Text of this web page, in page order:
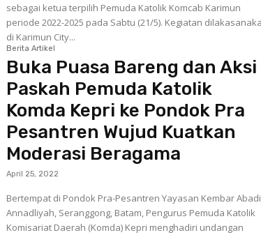
sebagai ketua terpilih Pemuda Katolik Komcab Karimun
periode 2022-2025 pada Sabtu (21/5). Kegiatan dilakasanakan
di Karimun City...
Berita Artikel
Buka Puasa Bareng dan Aksi
Paskah Pemuda Katolik
Komda Kepri ke Pondok Pra
Pesantren Wujud Kuatkan
Moderasi Beragama
April 25, 2022
Bertempat di Pondok Pra-Pesantren Yayasan Kembar Abadi
Annadliyah, Seranggong, Batam, Pengurus Pemuda Katolik
Komisariat Daerah (Komda) Kepri menghadiri undangan